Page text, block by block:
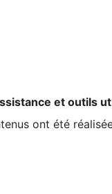
et outils
ont été